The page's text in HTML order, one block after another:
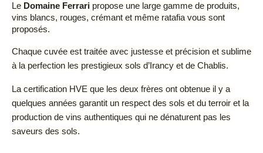
Le Domaine Ferrari propose une large gamme de produits,
vins blancs, rouges, crémant et même ratafia vous sont
proposés.
Chaque cuvée est traitée avec justesse et précision et sublime
à la perfection les prestigieux sols d’Irancy et de Chablis.
La certification HVE que les deux frères ont obtenue il y a
quelques années garantit un respect des sols et du terroir et la
production de vins authentiques qui ne dénaturent pas les
saveurs des sols.